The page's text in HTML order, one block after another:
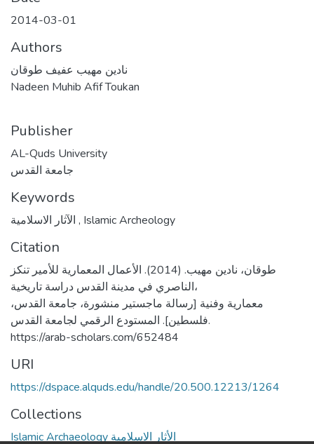
2014-03-01
Authors
نادين مهيب عفيف طوقان
Nadeen Muhib Afif Toukan
Publisher
AL-Quds University
جامعة القدس
Keywords
, Islamic Archeology
Citation
طوقان، نادين مهيب. (2014). الأعمال المعمارية للأمير تنكز
الناصري في مدينة القدس دراسة تاريخية،
معمارية وفنية [رسالة ماجستير منشورة، جامعة القدس،
فلسطين]. المستودع الرقمي لجامعة القدس.
https://arab-scholars.com/652484
URI
https://dspace.alquds.edu/handle/20.500.12213/1264
Collections
Islamic Archaeology الأثار الاسلامية